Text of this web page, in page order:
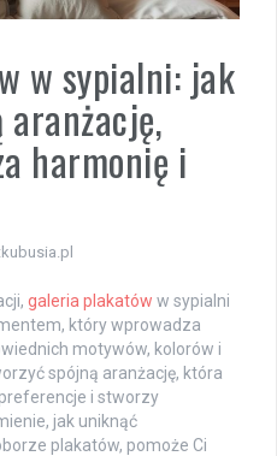
w sypialni: jak
harmonię i
galeria plakatów w sypialni
który wprowadza
motywów, kolorów i
spójną aranżację, która
i stworzy
jak uniknąć
plakatów, pomoże Ci